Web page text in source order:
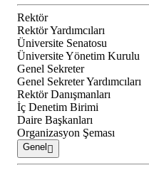
Rektör
Rektör Yardımcıları
Üniversite Senatosu
Üniversite Yönetim Kurulu
Genel Sekreter
Genel Sekreter Yardımcıları
Rektör Danışmanları
İç Denetim Birimi
Daire Başkanları
Organizasyon Şeması
Genel